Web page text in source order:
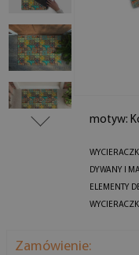
motyw:
DYWANY I
ELEMENTY
Zamówienie: